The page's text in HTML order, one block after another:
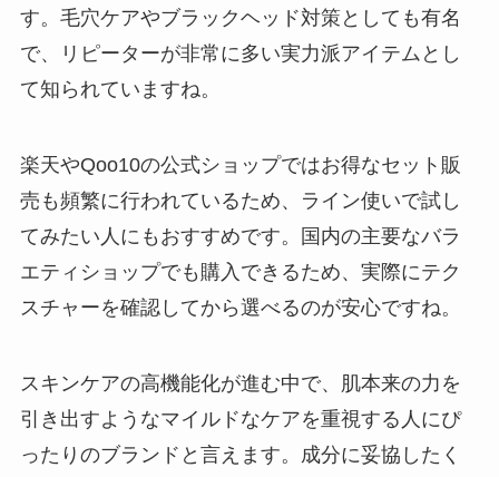
す。毛穴ケアやブラックヘッド対策としても有名
で、リピーターが非常に多い実力派アイテムとし
て知られていますね。
楽天やQoo10の公式ショップではお得なセット販
売も頻繁に行われているため、ライン使いで試し
てみたい人にもおすすめです。国内の主要なバラ
エティショップでも購入できるため、実際にテク
スチャーを確認してから選べるのが安心ですね。
スキンケアの高機能化が進む中で、肌本来の力を
引き出すようなマイルドなケアを重視する人にぴ
ったりのブランドと言えます。成分に妥協したく